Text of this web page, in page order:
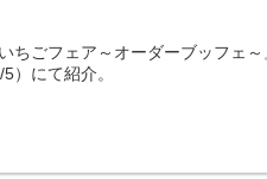
ちごフェア～オーダーブッフェ
）にて紹介。